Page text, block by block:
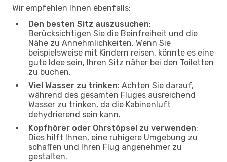
Wir empfehlen Ihnen ebenfalls:
Den besten Sitz auszusuchen:
Berücksichtigen Sie die Beinfreiheit und die
Nähe zu Annehmlichkeiten. Wenn Sie
beispielsweise mit Kindern reisen, könnte es eine
gute Idee sein, Ihren Sitz näher bei den Toiletten
zu buchen.
Viel Wasser zu trinken: Achten Sie darauf,
während des gesamten Fluges ausreichend
Wasser zu trinken, da die Kabinenluft
dehydrierend sein kann.
Kopfhörer oder Ohrstöpsel zu verwenden:
Dies hilft Ihnen, eine ruhigere Umgebung zu
schaffen und Ihren Flug angenehmer zu
gestalten.